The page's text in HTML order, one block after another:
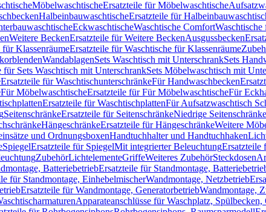
MöbelwaschtischeErsatzteile für Möbelwaschtische
HalbeinbauwaschtischeErsatzteile für
EckwaschtischeWaschtische Comfort
Weitere BeckenErsatzteile für Weitere BeckenAusgussbecken
für KlassenräumeErsatzteile für Waschtische für Klassenräume
WandablagenSets Waschtisch mit UnterschrankSets
für Sets Waschtisch mit UnterschrankSets Möbelwaschtisch mit
Ersatzteile für WaschtischunterschränkeFür Handwaschbecken
Für MöbelwaschtischeErsatzteile für Für MöbelwaschtischeFür
Ersatzteile für WaschtischplattenFür Aufsatzwaschtisch
SeitenschränkeErsatzteile für SeitenschränkeNiedrige Seitenschränke
HängeschränkeErsatzteile für HängeschränkeWeitere
und OrdnungsboxenHandtuchhalter und Handtuchhaken
SpiegelErsatzteile für SpiegelMit integrierter BeleuchtungErsatzteile
ZubehörLichtelementeGriffeWeiteres ZubehörSteckdosen
BatteriebetriebErsatzteile für Standmontage,
für Standmontage, EinhebelmischerWandmontage, Netzbetrieb
Ersatzteile für Wandmontage, GeneratorbetriebWandmontage,
Apparateanschlüsse für Waschplatz, Spülbecken,